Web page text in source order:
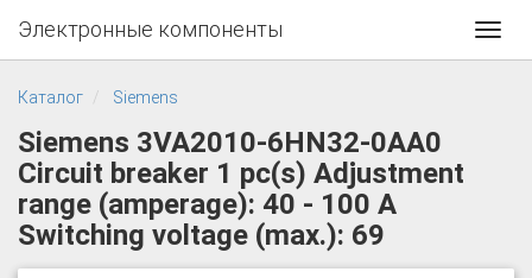
Электронные компоненты
Каталог Siemens
Siemens 3VA2010-6HN32-0AA0
Circuit breaker 1 pc(s) Adjustment
range (amperage): 40 - 100 A
Switching voltage (max.): 69